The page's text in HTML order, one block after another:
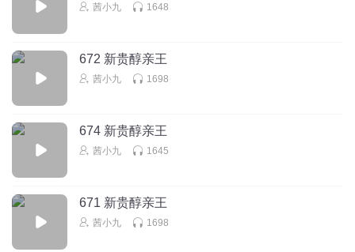
茜小九 1648
672 新贵醇亲王
茜小九 1698
674 新贵醇亲王
茜小九 1645
671 新贵醇亲王
茜小九 1698